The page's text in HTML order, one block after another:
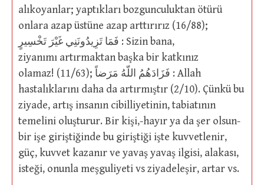
alıkoyanlar; yaptıkları bozgunculuktan ötürü
onlara azap üstüne azap arttırırız (16/88);
فَمَا تَزِيدُونَنِي غَيْرَ تَخْسِيرٍ : Sizin bana,
ziyanımı artırmaktan başka bir katkınız
olamaz! (11/63); فَزَادَهُمُ اللّهُ مَرَضاً : Allah
hastalıklarını daha da artırmıştır (2/10). Çünkü bu
ziyade, artış insanın cibilliyetinin, tabiatının
temelini oluşturur. Bir kişi,-hayır ya da şer olsun-
bir işe giriştiğinde bu giriştiği işte kuvvetlenir,
güç, kuvvet kazanır ve yavaş yavaş ilgisi, alakası,
isteği, onunla meşguliyeti vs ziyadeleşir, artar vs.